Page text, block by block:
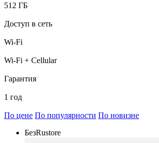
512 ГБ
Доступ в сеть
Wi-Fi
Wi-Fi + Cellular
Гарантия
1 год
По цене По популярности По новизне
БезRustore